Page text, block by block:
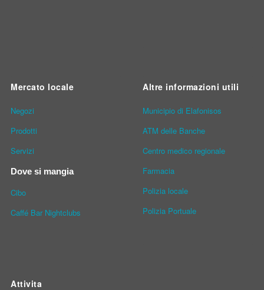
Mercato locale
Νegozi
Prodotti
Servizi
Dove si mangia
Cibo
Caffé Bar Nightclubs
Altre informazioni utili
Municipio di Elafonisos
ATM delle Banche
Centro medico regionale
Farmacia
Polizia locale
Polizia Portuale
Attivita